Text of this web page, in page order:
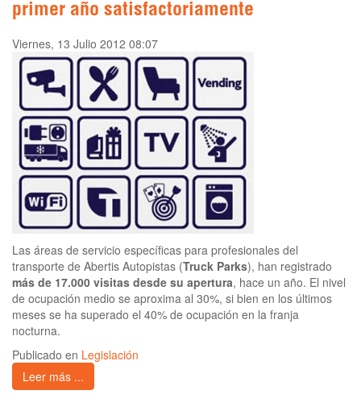
primer año satisfactoriamente
Viernes, 13 Julio 2012 08:07
Las áreas de servicio específicas para profesionales del
transporte de Abertis Autopistas (Truck Parks), han registrado
más de 17.000 visitas desde su apertura, hace un año. El nivel
de ocupación medio se aproxima al 30%, si bien en los últimos
meses se ha superado el 40% de ocupación en la franja
nocturna.
Publicado en Legislación
Leer más ...